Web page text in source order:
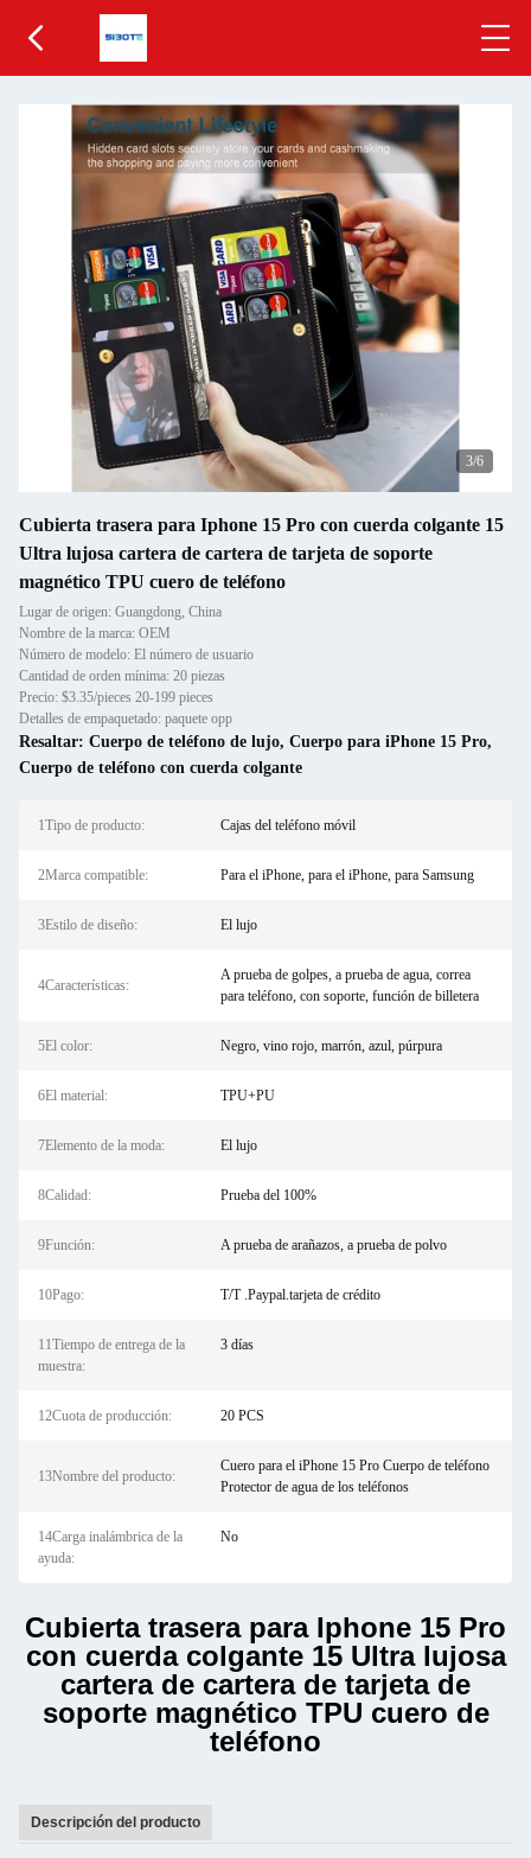
3/6
Cubierta trasera para Iphone 15 Pro con cuerda colgante 15
Ultra lujosa cartera de cartera de tarjeta de soporte
magnético TPU cuero de teléfono
Lugar de origen: Guangdong, China
Nombre de la marca: OEM
Número de modelo: El número de usuario
Cantidad de orden mínima: 20 piezas
Precio: $3.35/pieces 20-199 pieces
Detalles de empaquetado: paquete opp
Resaltar: Cuerpo de teléfono de lujo, Cuerpo para iPhone 15 Pro,
Cuerpo de teléfono con cuerda colgante
1Tipo de producto: Cajas del teléfono móvil
2Marca compatible: Para el iPhone, para el iPhone, para Samsung
3Estilo de diseño: El lujo
4Características:
A prueba de golpes, a prueba de agua, correa
para teléfono, con soporte, función de billetera
5El color: Negro, vino rojo, marrón, azul, púrpura
6El material: TPU+PU
7Elemento de la moda: El lujo
8Calidad: Prueba del 100%
9Función: A prueba de arañazos, a prueba de polvo
10Pago: T/T .Paypal.tarjeta de crédito
11Tiempo de entrega de la
muestra:
3 días
12Cuota de producción: 20 PCS
13Nombre del producto:
Cuero para el iPhone 15 Pro Cuerpo de teléfono
Protector de agua de los teléfonos
14Carga inalámbrica de la
ayuda:
No
Cubierta trasera para Iphone 15 Pro
con cuerda colgante 15 Ultra lujosa
cartera de cartera de tarjeta de
soporte magnético TPU cuero de
teléfono
Descripción del producto